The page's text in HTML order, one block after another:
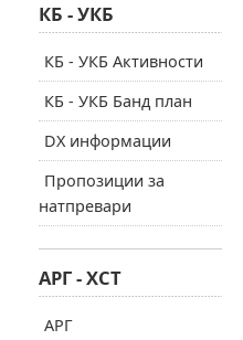
КБ - УКБ
КБ - УКБ Активности
КБ - УКБ Банд план
DX информации
Пропозиции за
натпревари
АРГ - ХСТ
АРГ